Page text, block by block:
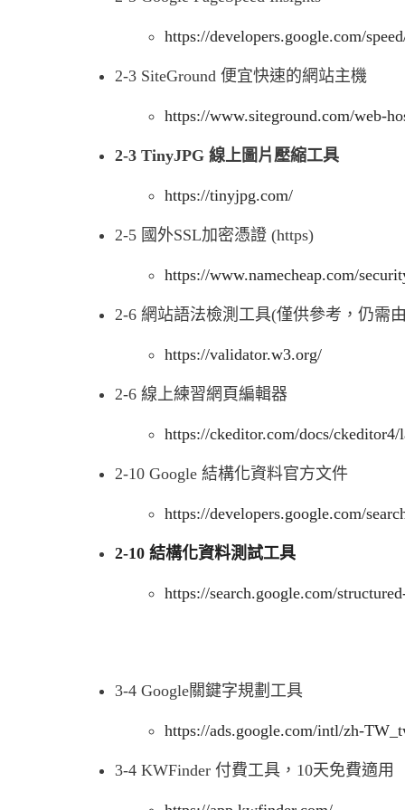
https://developers.google.com/
2-3 SiteGround 便宜快速的網站主機
https://www.siteground.com/web-
2-3 TinyJPG 線上圖片壓縮工具
https://tinyjpg.com/
2-5 國外SSL加密憑證 (https)
https://www.namecheap.com/
2-6 網站語法檢測工具(僅供參考，仍需
https://validator.w3.org/
2-6 線上練習網頁編輯器
https://ckeditor.com/docs/ckeditor4/
2-10 Google 結構化資料官方文件
https://developers.google.com/
2-10 結構化資料測試工具
https://search.google.com/
3-4 Google關鍵字規劃工具
https://ads.google.com/intl/zh-
3-4 KWFinder 付費工具，10天免費適用